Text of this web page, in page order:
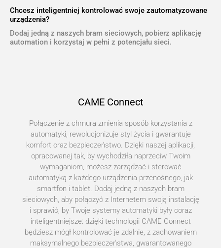
Chcesz inteligentniej kontrolować swoje zautomatyzowane
urządzenia?
Dodaj jedną z naszych bram sieciowych, pobierz aplikację
automation i korzystaj w pełni z potencjału sieci.
CAME Connect
Połączenie z chmurą zmienia sposób korzystania z
automatyki, rewolucjonizuje styl życia i gwarantuje
komfort oraz bezpieczeństwo. Dzięki naszej aplikacji,
opracowanej tak, by wychodziła naprzeciw Twoim
wymaganiom, możesz zarządzać i sterować
automatyką z każdego urządzenia przenośnego, jak
smartfon i tablet. Dodaj jedną z naszych bram
sieciowych, aby połączyć z Internetem swoją instalację
i sprawić, by Twoje systemy automatyki były coraz
inteligentniejsze: dzięki technologii CAME Connect
będziesz mógł kontrolować je zdalnie, z zachowaniem
maksymalnego bezpieczeństwa, gwarantowanego